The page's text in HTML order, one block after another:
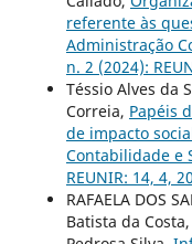
referente às
Administração
n. 2 (2024):
Téssio Alves da
Correia, Papéis
de impacto
Contabilidade e
REUNIR: 14, 4,
RAFAELA DOS
Batista da